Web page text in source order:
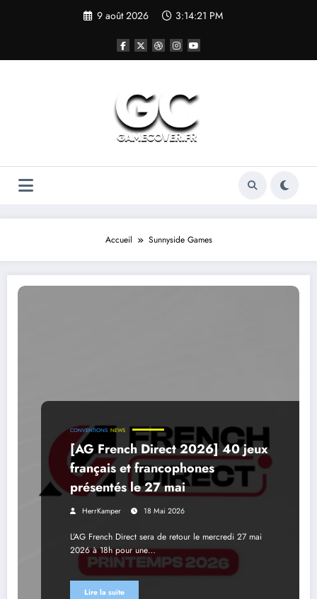
9 août 2026 3:14:21 PM
Accueil Sunnyside Games
CONVENTIONS NEWS
[AG French Direct 2026] 40 jeux
français et francophones
présentés le 27 mai
HerrKamper 18 Mai 2026
L’AG French Direct sera de retour le mercredi 27 mai
2026 à 18h pour une…
Lire la suite